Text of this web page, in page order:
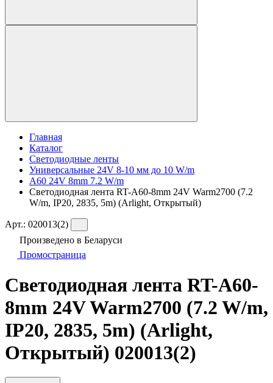
Главная
Каталог
Светодиодные ленты
Универсальные 24V 8-10 мм до 10 W/m
A60 24V 8mm 7.2 W/m
Светодиодная лента RT-A60-8mm 24V Warm2700 (7.2
W/m, IP20, 2835, 5m) (Arlight, Открытый)
Арт.: 020013(2)
Произведено в Беларуси
Промостраница
Светодиодная лента RT-A60-
8mm 24V Warm2700 (7.2 W/m,
IP20, 2835, 5m) (Arlight,
Открытый) 020013(2)